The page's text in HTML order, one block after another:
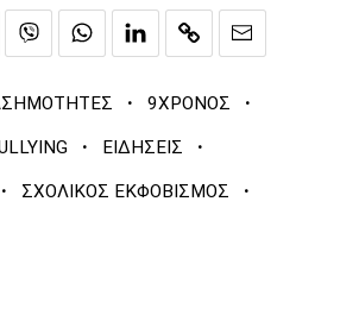
· 9ΧΡΟΝΟΣ ·
· ΕΙΔΗΣΕΙΣ ·
· ΣΧΟΛΙΚΟΣ ΕΚΦΟΒΙΣΜΟΣ ·